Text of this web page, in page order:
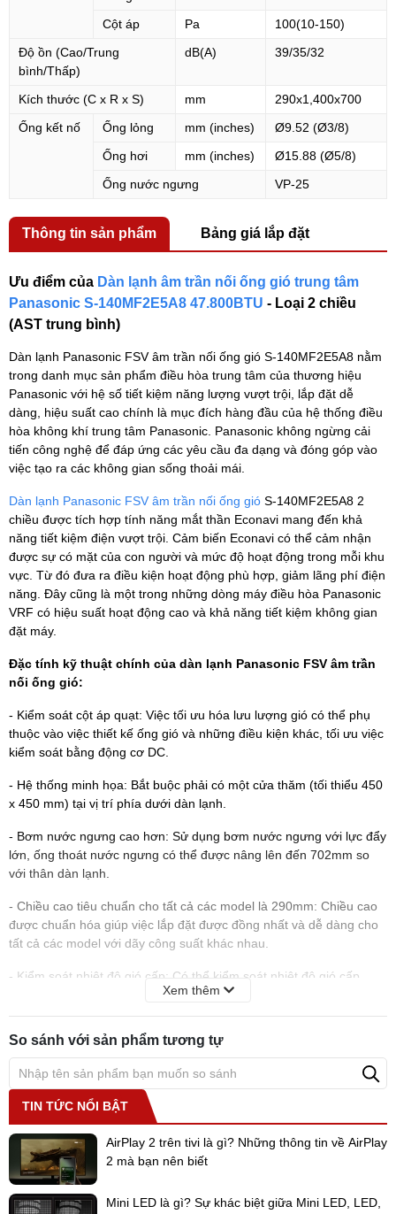
Cột áp
Pa
100(10-150)
Độ ồn (Cao/Trung
bình/Thấp)
dB(A) 39/35/32
Kích thước (C x R x S) mm
290x1,400x700
Ống kết nố
Ống lỏng mm (inches)
Ø9.52 (Ø3/8)
Ống hơi
mm (inches)
Ø15.88 (Ø5/8)
Ống nước ngưng
VP-25
Thông tin sản phẩm Bảng giá lắp đặt
Ưu điểm của Dàn lạnh âm trần nối ống gió trung tâm
Panasonic S-140MF2E5A8 47.800BTU - Loại 2 chiều
(AST trung bình)
Dàn lạnh Panasonic FSV âm trần nối ống gió S-140MF2E5A8 nằm
trong danh mục sản phẩm điều hòa trung tâm của thương hiệu
Panasonic với hệ số tiết kiệm năng lượng vượt trội, lắp đặt dễ
dàng, hiệu suất cao chính là mục đích hàng đầu của hệ thống điều
hòa không khí trung tâm Panasonic. Panasonic không ngừng cải
tiến công nghệ để đáp ứng các yêu cầu đa dạng và đóng góp vào
việc tạo ra các không gian sống thoải mái.
Dàn lạnh Panasonic FSV âm trần nối ống gió S-140MF2E5A8 2
chiều được tích hợp tính năng mắt thần Econavi mang đến khả
năng tiết kiệm điện vượt trội. Cảm biến Econavi có thể cảm nhận
được sự có mặt của con người và mức độ hoạt động trong mỗi khu
vực. Từ đó đưa ra điều kiện hoạt động phù hợp, giảm lãng phí điện
năng. Đây cũng là một trong những dòng máy điều hòa Panasonic
VRF có hiệu suất hoạt động cao và khả năng tiết kiệm không gian
đặt máy.
Đặc tính kỹ thuật chính của dàn lạnh Panasonic FSV âm trần
nối ống gió:
- Kiểm soát cột áp quạt: Việc tối ưu hóa lưu lượng gió có thể phụ
thuộc vào việc thiết kế ống gió và những điều kiện khác, tối ưu việc
kiểm soát bằng động cơ DC.
- Hệ thống minh họa: Bắt buộc phải có một cửa thăm (tối thiểu 450
x 450 mm) tại vị trí phía dưới dàn lạnh.
- Bơm nước ngưng cao hơn: Sử dụng bơm nước ngưng với lực đẩy
lớn, ống thoát nước ngưng có thể được nâng lên đến 702mm so
với thân dàn lạnh.
- Chiều cao tiêu chuẩn cho tất cả các model là 290mm: Chiều cao
được chuẩn hóa giúp việc lắp đặt được đồng nhất và dễ dàng cho
tất cả các model với dãy công suất khác nhau.
- Kiểm soát nhiệt độ gió cấp: Có thể kiểm soát nhiệt độ gió cấp,
ngăn luồng gió lạnh khi chạy chế độ sưởi ấm.
chữ V làm tăng 80% diện tích bề mặt trao đổi nhiệt. Kết hợp với
thiết kế quạt hiệu suất lớn giúp nâng cao hiệu suất trao đổi nhiệt.
Do điều hòa trung tâm
là sản phẩm đặc thù, cần phải xin giá từ
hãng để có giá tốt nhất cho dự án. Vì thế, chủ đầu tư, nhà thầu vui
lòng liên hệ tới hotline 091 6332 988- 091 2262 305- 094 7853
003 để được hỗ trợ tư vấn, thiết kế hoàn toàn
MIỄN PHÍ
và báo giá
nhanh nhất.
Quý khách có thể tham khảo thêm các dòng điều hoà trung tâm
Xem thêm
So sánh với sản phẩm tương tự
TIN TỨC NỔI BẬT
AirPlay 2 trên tivi là gì? Những thông tin về AirPlay
2 mà bạn nên biết
Mini LED là gì? Sự khác biệt giữa Mini LED, LED,